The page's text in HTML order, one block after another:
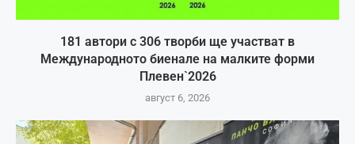
181 автори с 306 творби ще участват в
Международното биенале на малките форми
Плевен`2026
август 6, 2026